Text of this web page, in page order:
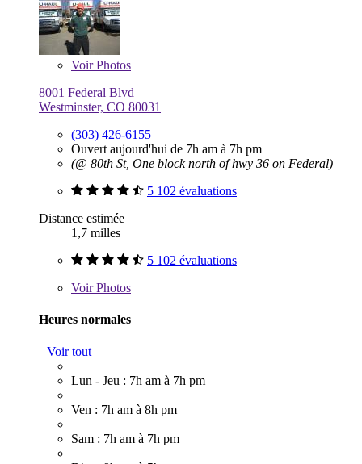
VoirPhotos
8001 Federal Blvd
Westminster, CO 80031
(303) 426-6155
Ouvert aujourd'hui de 7h am à 7h pm
(@ 80th St, One block north of hwy 36 on Federal)
5 102 évaluations
Distance estimée
1,7 milles
5 102 évaluations
VoirPhotos
Heures normales
Voir tout
Lun - Jeu : 7h am à 7h pm
Ven : 7h am à 8h pm
Sam : 7h am à 7h pm